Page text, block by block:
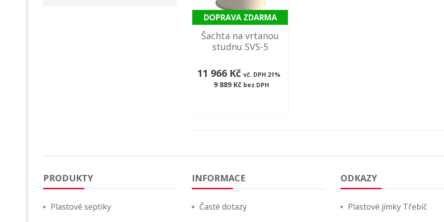
DOPRAVA ZDARMA
Šachta na vrtanou
studnu SVS-5
11 966 Kč vč. DPH 21%
9 889 Kč bez DPH
PRODUKTY
Plastové septiky
INFORMACE
Časté dotazy
ODKAZY
Plastové jímky Třebíč